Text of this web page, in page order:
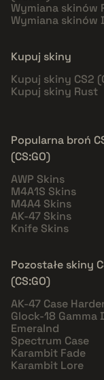
Wymiana skinów
Wymiana skinów
Kupuj skiny
Kupuj skiny CS2
Kupuj skiny Rust
Popularna broń
(CS:GO)
AWP Skins
M4A1S Skins
M4A4 Skins
AK-47 Skins
Knife Skins
Pozostałe skiny
(CS:GO)
AK-47 Case
Glock-18 Gamma
Emeralnd
Spectrum Case
Karambit Fade
Karambit Lore